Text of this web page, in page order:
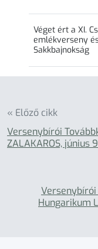
Véget ért a XI.
emlékverseny
Sakkbajnokság
« Előző cikk
Versenybírói
ZALAKAROS, június
Hungarikum